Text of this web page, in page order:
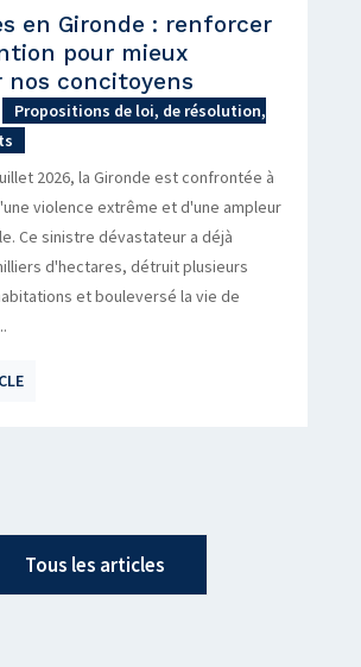
en Gironde : renforcer
pour mieux
nos concitoyens
Propositions de loi, de résolution,
2026, la Gironde est confrontée à
violence extrême et d'une ampleur
Ce sinistre dévastateur a déjà
d'hectares, détruit plusieurs
et bouleversé la vie de
Tous les articles